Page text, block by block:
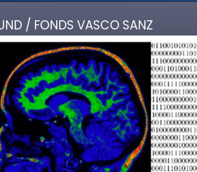
/ FONDS VASCO SANZ